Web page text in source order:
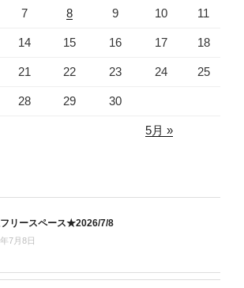
7 8 9 10 11
14 15 16 17 18
21 22 23 24 25
28 29 30
5月 »
リースペース★2026/7/8
7月8日